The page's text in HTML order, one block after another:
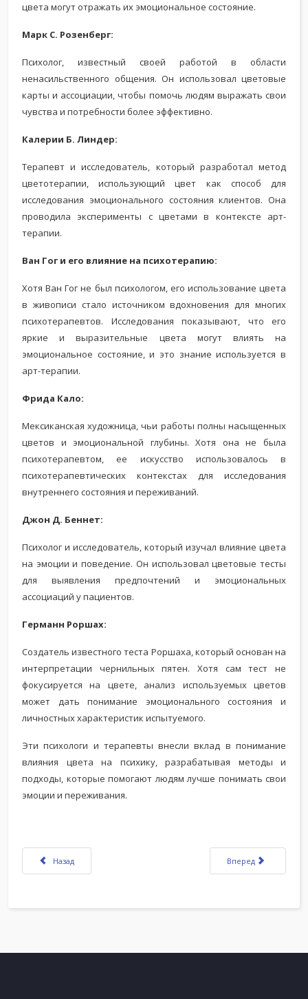
цвета могут отражать их эмоциональное состояние.
Марк С. Розенберг:
Психолог, известный своей работой в области
ненасильственного общения. Он использовал цветовые
карты и ассоциации, чтобы помочь людям выражать свои
чувства и потребности более эффективно.
Калерии Б. Линдер:
Терапевт и исследователь, который разработал метод
цветотерапии, использующий цвет как способ для
исследования эмоционального состояния клиентов. Она
проводила эксперименты с цветами в контексте арт-
терапии.
Ван Гог и его влияние на психотерапию:
Хотя Ван Гог не был психологом, его использование цвета
в живописи стало источником вдохновения для многих
психотерапевтов. Исследования показывают, что его
яркие и выразительные цвета могут влиять на
эмоциональное состояние, и это знание используется в
арт-терапии.
Фрида Кало:
Мексиканская художница, чьи работы полны насыщенных
цветов и эмоциональной глубины. Хотя она не была
психотерапевтом, ее искусство использовалось в
психотерапевтических контекстах для исследования
внутреннего состояния и переживаний.
Джон Д. Беннет:
Психолог и исследователь, который изучал влияние цвета
на эмоции и поведение. Он использовал цветовые тесты
для выявления предпочтений и эмоциональных
ассоциаций у пациентов.
Германн Роршах:
Создатель известного теста Роршаха, который основан на
интерпретации чернильных пятен. Хотя сам тест не
фокусируется на цвете, анализ используемых цветов
может дать понимание эмоционального состояния и
личностных характеристик испытуемого.
Эти психологи и терапевты внесли вклад в понимание
влияния цвета на психику, разрабатывая методы и
подходы, которые помогают людям лучше понимать свои
эмоции и переживания.
Предыдущий: Психология в рекламе
Назад Следующий:
Вперед